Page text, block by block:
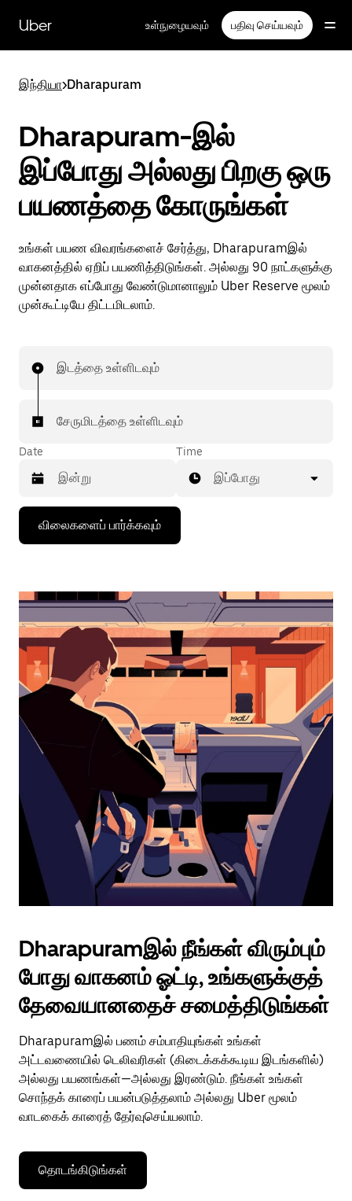
பக்கத்திற்குச்
செல்லவும்
Uber உள்நுழையவும் பதிவு செய்யவும்
இந்தியா>Dharapuram
Dharapuram-இல்
இப்போது அல்லது பிறகு ஒரு
பயணத்தை கோருங்கள்
உங்கள் பயண விவரங்களைச் சேர்த்து, Dharapuramஇல்
வாகனத்தில் ஏறிப் பயணித்திடுங்கள். அல்லது 90 நாட்களுக்கு
முன்னதாக எப்போது வேண்டுமானாலும் Uber Reserve மூலம்
முன்கூட்டியே திட்டமிடலாம்.
இடத்தை உள்ளிடவும்
சேருமிடத்தை உள்ளிடவும்
Date
கீழ்நோக்கிய
அம்புக்குறியை
அழுத்தி
தேர்ந்தெடுக்கவும்.
மூட
எஸ்கேப்
பொத்தான்
அழுத்தவும்.
Time
இப்போது
விலைகளைப் பார்க்கவும்
Dharapuramஇல் நீங்கள் விரும்பும்
போது வாகனம் ஓட்டி, உங்களுக்குத்
தேவையானதைச் சமைத்திடுங்கள்
Dharapuramஇல் பணம் சம்பாதியுங்கள் உங்கள்
அட்டவணையில் டெலிவரிகள் (கிடைக்கக்கூடிய இடங்களில்)
அல்லது பயணங்கள்—அல்லது இரண்டும். நீங்கள் உங்கள்
சொந்தக் காரைப் பயன்படுத்தலாம் அல்லது Uber மூலம்
வாடகைக் காரைத் தேர்வுசெய்யலாம்.
தொடங்கிடுங்கள்